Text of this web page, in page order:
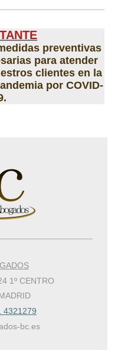
preventivas
para atender
clientes en la
por COVID-
1º CENTRO
4321279
bc.es